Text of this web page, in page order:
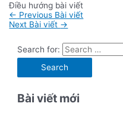
Điều hướng bài viết
← Previous Bài viết
Next Bài viết →
Search for:
Bài viết mới